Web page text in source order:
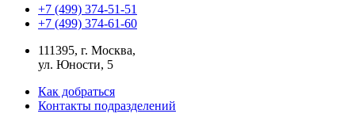
+7 (499) 374-51-51
+7 (499) 374-61-60
111395, г. Москва,
ул. Юности, 5
Как добраться
Контакты подразделений